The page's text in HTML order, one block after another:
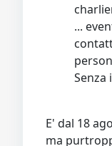
...
Senza
E' dal 18
ma